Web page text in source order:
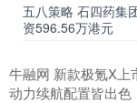
五八策略 石四药集
资596.56万港元
牛融网 新款极氪X上
动力续航配置皆出色